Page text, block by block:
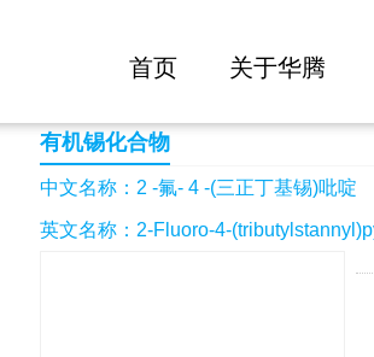
首页 关于华腾
2 -氟- 4 -(三正丁基锡)吡啶
有机锡化合物
中文名称：2 -氟- 4 -(三正丁基锡)吡啶
英文名称：2-Fluoro-4-